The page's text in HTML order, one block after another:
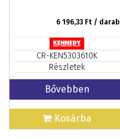
6 196,33 Ft / darab
CR-KEN5303610K
Részletek
Bővebben
Kosárba